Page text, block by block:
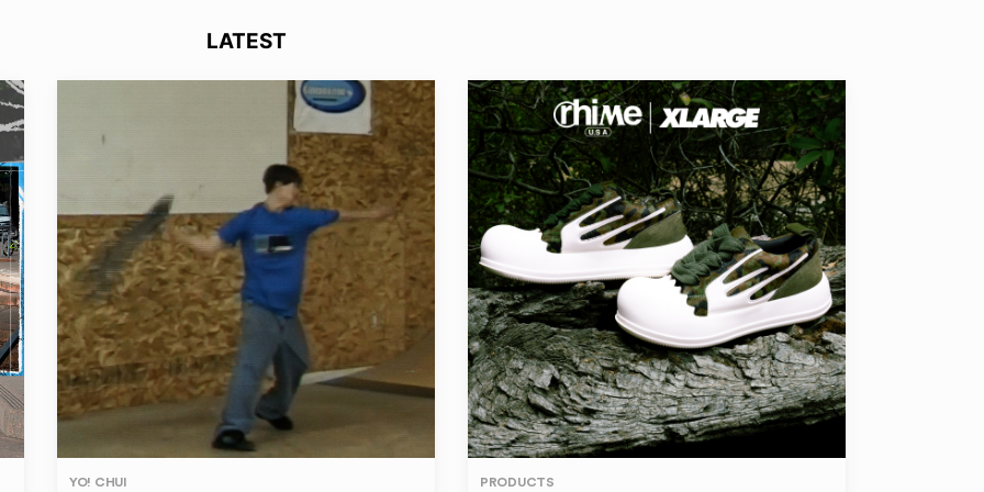
LATEST
YO! CHUI PRODUCTS